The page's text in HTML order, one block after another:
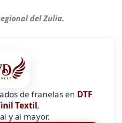
del Zulia.
de franelas en DTF
Textil,
y al mayor.